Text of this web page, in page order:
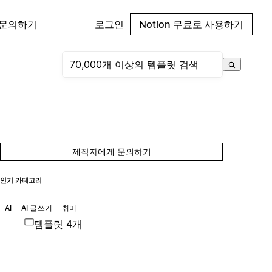
의하기 로그인 Notion 무료로 사용하기
제작자에게 문의하기
인기 카테고리
AI AI 글쓰기 취미
템플릿 4개